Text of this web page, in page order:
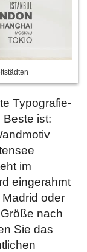
Typografie-
ist:
im
eingerahmt
oder
nach
Sie das